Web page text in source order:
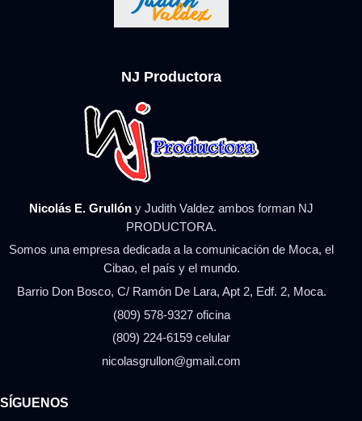
NJ Productora
Nicolás E. Grullón y Judith Valdez ambos forman NJ
PRODUCTORA.
Somos una empresa dedicada a la comunicación de Moca, el
Cibao, el país y el mundo.
Barrio Don Bosco, C/ Ramón De Lara, Apt 2, Edf. 2, Moca.
(809) 578-9327 oficina
(809) 224-6159 celular
nicolasgrullon@gmail.com
SÍGUENOS